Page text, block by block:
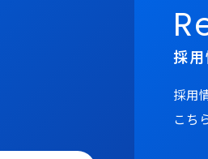
採
採用
こち